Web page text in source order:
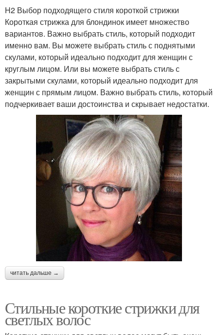
H2 Выбор подходящего стиля короткой стрижки
Короткая стрижка для блондинок имеет множество
вариантов. Важно выбрать стиль, который подходит
именно вам. Вы можете выбрать стиль с поднятыми
скулами, который идеально подходит для женщин с
круглым лицом. Или вы можете выбрать стиль с
закрытыми скулами, который идеально подходит для
женщин с прямым лицом. Важно выбрать стиль, который
подчеркивает ваши достоинства и скрывает недостатки.
читать дальше →
Стильные короткие стрижки для
светлых волос